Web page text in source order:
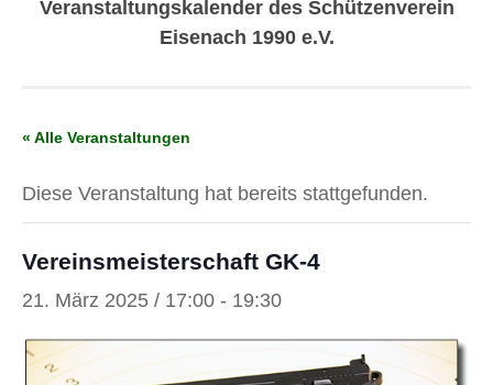
Veranstaltungskalender des Schützenverein
Eisenach 1990 e.V.
« Alle Veranstaltungen
Diese Veranstaltung hat bereits stattgefunden.
Vereinsmeisterschaft GK-4
21. März 2025 / 17:00 - 19:30